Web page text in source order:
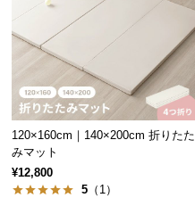
ャ
セ
ル
に
つ
い
て
120×160cm｜140×200cm 折りたた
みマット
¥12,800
5 （1）